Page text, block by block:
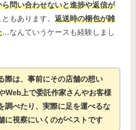
問い合わせないと進捗や返信が
もあります。 返送時の梱包が雑
…なんていうケースも経験しまし
際は、事前にその店舗の想い
Web上で委託作家さんやお客様
調べたり、実際に足を運べるな
に視察にいくのがベストです